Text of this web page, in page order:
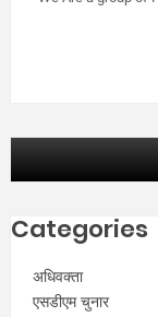
Categories
अधिवक्ता
एसडीएम चुनार